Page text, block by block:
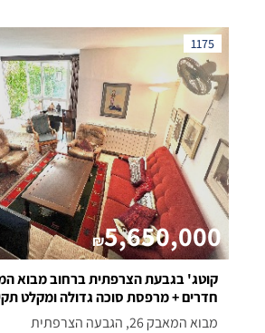
1175
₪5,650,000
חדרים + מרפסת סוכה גדולה ומקלט
מבוא המאבק 26, הגבעה הצרפתית